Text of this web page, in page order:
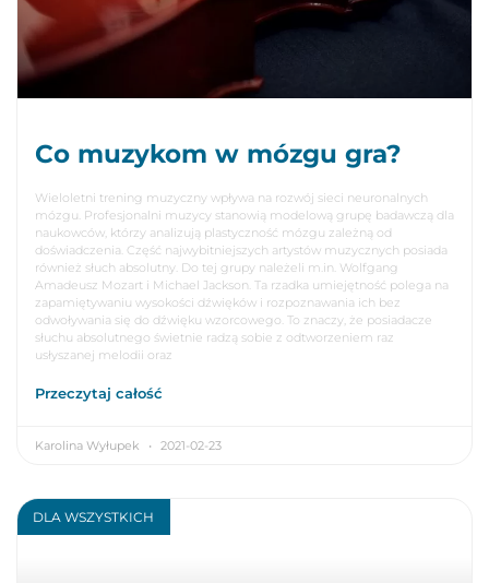
Co muzykom w mózgu gra?
Wieloletni trening muzyczny wpływa na rozwój sieci neuronalnych
mózgu. Profesjonalni muzycy stanowią modelową grupę badawczą dla
naukowców, którzy analizują plastyczność mózgu zależną od
doświadczenia. Część najwybitniejszych artystów muzycznych posiada
również słuch absolutny. Do tej grupy należeli m.in. Wolfgang
Amadeusz Mozart i Michael Jackson. Ta rzadka umiejętność polega na
zapamiętywaniu wysokości dźwięków i rozpoznawania ich bez
odwoływania się do dźwięku wzorcowego. To znaczy, że posiadacze
słuchu absolutnego świetnie radzą sobie z odtworzeniem raz
usłyszanej melodii oraz
Przeczytaj całość
Karolina Wyłupek 2021-02-23
DLA WSZYSTKICH